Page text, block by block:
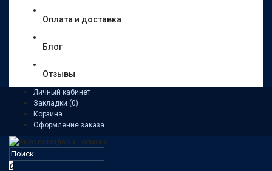
Оплата и доставка
Блог
Отзывы
Личный кабинет
Закладки (0)
Корзина
Оформление заказа
0